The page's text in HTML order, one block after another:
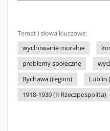
Temat i słowa kluczowe:
wychowanie moralne
problemy społeczne
Bychawa (region)
Lublin
1918-1939 (II Rzeczpospolita)